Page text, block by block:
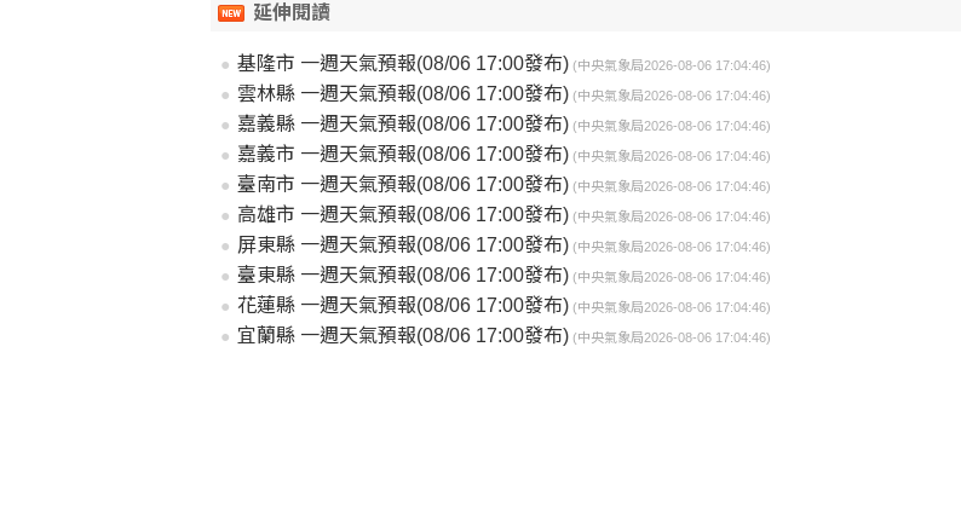
延伸閱讀
基隆市 一週天氣預報(08/06 17:00發布) (中央氣象局2026-08-06 17:04:46)
雲林縣 一週天氣預報(08/06 17:00發布) (中央氣象局2026-08-06 17:04:46)
嘉義縣 一週天氣預報(08/06 17:00發布) (中央氣象局2026-08-06 17:04:46)
嘉義市 一週天氣預報(08/06 17:00發布) (中央氣象局2026-08-06 17:04:46)
臺南市 一週天氣預報(08/06 17:00發布) (中央氣象局2026-08-06 17:04:46)
高雄市 一週天氣預報(08/06 17:00發布) (中央氣象局2026-08-06 17:04:46)
屏東縣 一週天氣預報(08/06 17:00發布) (中央氣象局2026-08-06 17:04:46)
臺東縣 一週天氣預報(08/06 17:00發布) (中央氣象局2026-08-06 17:04:46)
花蓮縣 一週天氣預報(08/06 17:00發布) (中央氣象局2026-08-06 17:04:46)
宜蘭縣 一週天氣預報(08/06 17:00發布) (中央氣象局2026-08-06 17:04:46)